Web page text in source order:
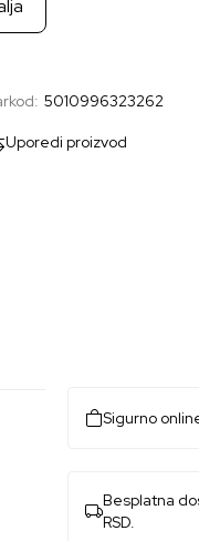
5010996323262
Uporedi proizvod
Sigurno
Besplatna
RSD.